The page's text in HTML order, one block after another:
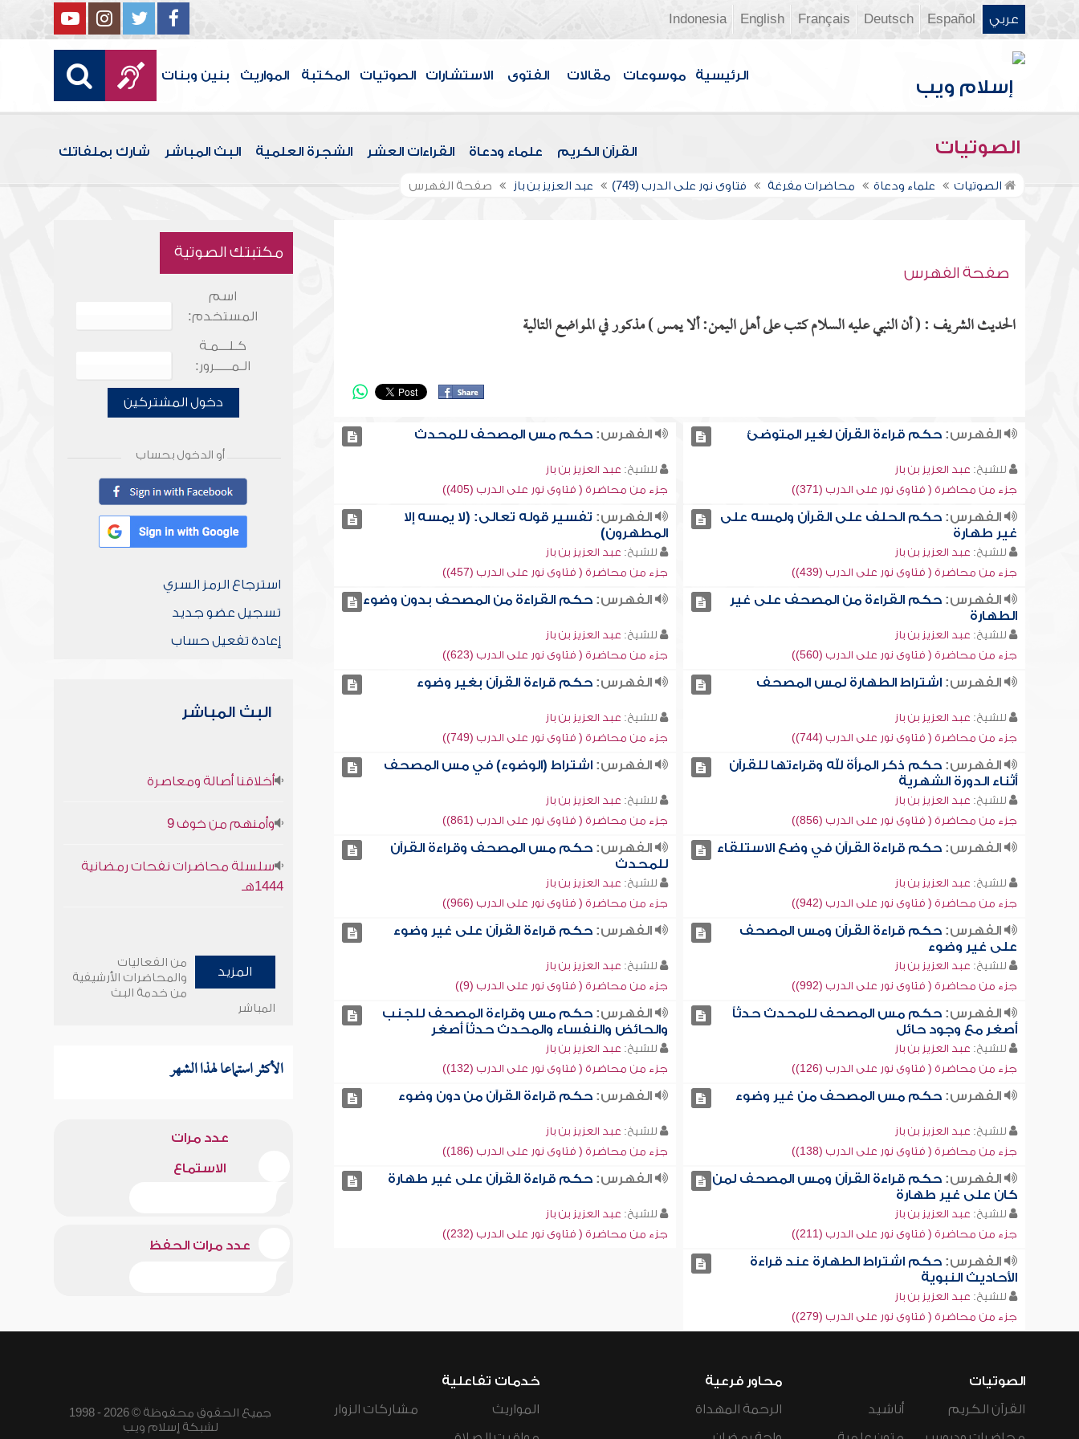
عربي Español
Deutsch
Français
English
Indonesia
الرئيسية موسوعات مقالات الفتوى الاستشارات الصوتيات المكتبة المواريث بنين وبنات
الصوتيات القرآن الكريم علماء ودعاة القراءات العشر الشجرة العلمية البث المباشر شارك بملفاتك
الصوتيات علماء ودعاة محاضرات مفرغة فتاوى نور على الدرب (749) عبد العزيز بن باز صفحة الفهرس
صفحة الفهرس
الحديث الشريف : ( أن النبي عليه السلام كتب على أهل اليمن: ألا يمس ) مذكور في المواضع التالية
الفهرس:حكم قراءة القرآن لغير المتوضئ
للشيخ: عبد العزيز بن باز
جزء من محاضرة ( فتاوى نور على الدرب (371))
الفهرس: حكم مس المصحف للمحدث
للشيخ: عبد العزيز بن باز
جزء من محاضرة ( فتاوى نور على الدرب (405))
الفهرس:حكم الحلف على القرآن ولمسه على
غير طهارة
للشيخ: عبد العزيز بن باز
جزء من محاضرة ( فتاوى نور على الدرب (439))
الفهرس: تفسير قوله تعالى: (لا يمسه إلا
المطهرون)
للشيخ: عبد العزيز بن باز
جزء من محاضرة ( فتاوى نور على الدرب (457))
الفهرس:حكم القراءة من المصحف على غير
الطهارة
للشيخ: عبد العزيز بن باز
جزء من محاضرة ( فتاوى نور على الدرب (560))
الفهرس: حكم القراءة من المصحف بدون وضوء
للشيخ: عبد العزيز بن باز
جزء من محاضرة ( فتاوى نور على الدرب (623))
الفهرس:اشتراط الطهارة لمس المصحف
للشيخ: عبد العزيز بن باز
جزء من محاضرة ( فتاوى نور على الدرب (744))
الفهرس: حكم قراءة القرآن بغير وضوء
للشيخ: عبد العزيز بن باز
جزء من محاضرة ( فتاوى نور على الدرب (749))
الفهرس:حكم ذكر المرأة لله وقراءتها للقرآن
أثناء الدورة الشهرية
للشيخ: عبد العزيز بن باز
جزء من محاضرة ( فتاوى نور على الدرب (856))
الفهرس: اشتراط (الوضوء) في مس المصحف
للشيخ: عبد العزيز بن باز
جزء من محاضرة ( فتاوى نور على الدرب (861))
الفهرس:حكم قراءة القرآن في وضع الاستلقاء
للشيخ: عبد العزيز بن باز
جزء من محاضرة ( فتاوى نور على الدرب (942))
الفهرس: حكم مس المصحف وقراءة القرآن
للمحدث
للشيخ: عبد العزيز بن باز
جزء من محاضرة ( فتاوى نور على الدرب (966))
الفهرس:حكم قراءة القرآن ومس المصحف
على غير وضوء
للشيخ: عبد العزيز بن باز
جزء من محاضرة ( فتاوى نور على الدرب (992))
الفهرس: حكم قراءة القرآن على غير وضوء
للشيخ: عبد العزيز بن باز
جزء من محاضرة ( فتاوى نور على الدرب (9))
الفهرس:حكم مس المصحف للمحدث حدثاً
أصغر مع وجود حائل
للشيخ: عبد العزيز بن باز
جزء من محاضرة ( فتاوى نور على الدرب (126))
الفهرس: حكم مس وقراءة المصحف للجنب
والحائض والنفساء والمحدث حدثاً أصغر
للشيخ: عبد العزيز بن باز
جزء من محاضرة ( فتاوى نور على الدرب (132))
الفهرس:حكم مس المصحف من غير وضوء
للشيخ: عبد العزيز بن باز
جزء من محاضرة ( فتاوى نور على الدرب (138))
الفهرس: حكم قراءة القرآن من دون وضوء
للشيخ: عبد العزيز بن باز
جزء من محاضرة ( فتاوى نور على الدرب (186))
الفهرس:حكم قراءة القرآن ومس المصحف لمن
كان على غير طهارة
للشيخ: عبد العزيز بن باز
جزء من محاضرة ( فتاوى نور على الدرب (211))
الفهرس: حكم قراءة القرآن على غير طهارة
للشيخ: عبد العزيز بن باز
جزء من محاضرة ( فتاوى نور على الدرب (232))
الفهرس:حكم اشتراط الطهارة عند قراءة
الأحاديث النبوية
للشيخ: عبد العزيز بن باز
جزء من محاضرة ( فتاوى نور على الدرب (279))
مكتبتك الصوتية
اسم
المستخدم:
كـلـــمـة
الـمـــــرور:
دخول المشتركين
أو الدخول بحساب
استرجاع الرمز السري
تسجيل عضو جديد
إعادة تفعيل حساب
البث المباشر
أخلاقنا أصالة ومعاصرة
وأمنهم من خوف 9
سلسلة محاضرات نفحات رمضانية
1444هـ
المزيد
من الفعاليات
والمحاضرات الأرشيفية
من خدمة البث
المباشر
الأكثر استماعا لهذا الشهر
عدد مرات
الاستماع
عدد مرات الحفظ
الصوتيات
القرآن الكريم
أناشيد
محاور فرعية
الرحمة المهداة
خدمات تفاعلية
المواريث
مشاركات الزوار
جميع الحقوق محفوظة © 2026 - 1998
لشبكة إسلام ويب